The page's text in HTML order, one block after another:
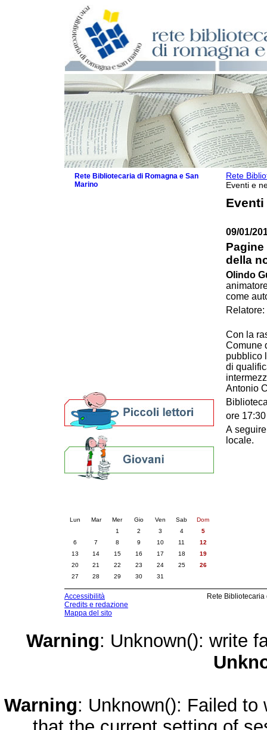
Rete
Eventi e
Eventi
09/01/
della
Olindo
come
Relatore:
Con la
Comune
pubblico
di
Antonio
ore 17:30
A
locale.
Rete Bibliotecaria di Romagna e San
Marino
Lun Mar Mer Gio Ven Sab
Dom
1
2 3 4
5
6
7 8 9 10 11
12
13
14 15 16 17 18
19
20
21 22 23 24 25
26
27
28 29 30 31
Accessibilità
Credits e redazione
Mappa del sito
Rete
Warning: Unknown(): write
Warning: Unknown(): Failed